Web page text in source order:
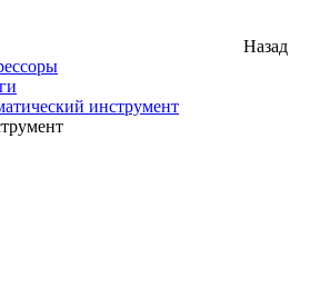
Назад
инструмент